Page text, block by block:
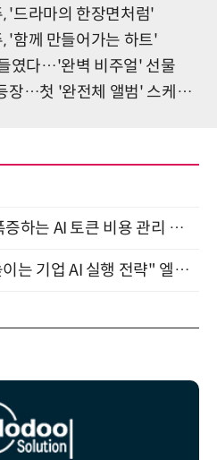
'드라마의 한장면처럼'
'함께 만들어가는 하트'
였다…'완벽 비주얼' 선물
'완전체 앨범' 스케줄러 오픈
"AI 핀옵스 실전 세미나: 폭증하는 AI 토큰 비용 관리 전략" 8월 21일 개최
"AI ROI 시대, 투자 성과 높이는 기업 AI 실행 전략" 엘타워 6층 (9월 18일)